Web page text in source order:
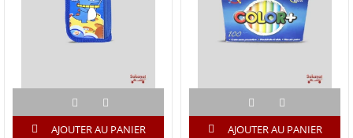
AJOUTER AU PANIER AJOUTER AU PANIER